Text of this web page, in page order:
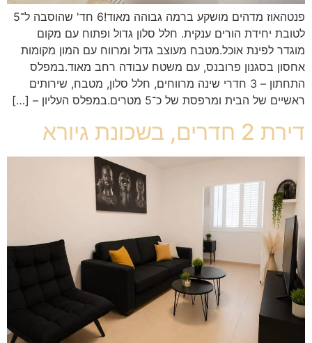
פנטהאוז מדהים מושקע ברמה גבוהה מאוד!6 חד' שהוסבה ל־5
לטובת יחידת הורים ענקית. חלל סלון גדול ופתוח עם מקום
מוגדר לפינת אוכל.מטבח מעוצב גדול ומרווח עם המון מקומות
אחסון בסגנון פרובנס, עם משטח עבודה רחב מאוד.במפלס
התחתון – 3 חדרי שינה מרווחים, חלל סלון, מטבח, שירותים
ראשיים של הבית ומרפסת של כ־5 מטרים.במפלס העליון – […]
דירת 2 חדרים, בשכונת גיורא